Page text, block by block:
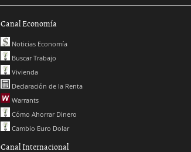
Canal Economía
Noticias Economía
Buscar Trabajo
Vivienda
Declaración de la Renta
Warrants
Cómo Ahorrar Dinero
Cambio Euro Dolar
Canal Internacional